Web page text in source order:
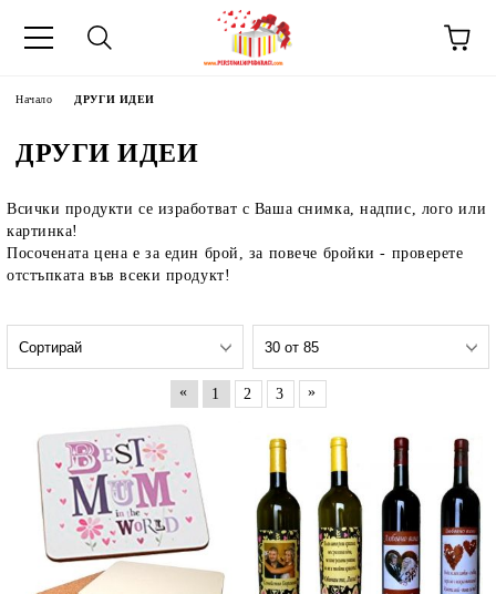
Начало ДРУГИ ИДЕИ
ДРУГИ ИДЕИ
Всички продукти се изработват с Ваша снимка, надпис, лого или
картинка!
Посочената цена е за един брой, за повече бройки - проверете
отстъпката във всеки продукт!
« 1 2 3 »